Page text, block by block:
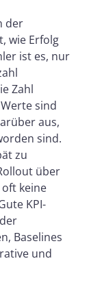
der
wie Erfolg
ist es, nur
Zahl
sind
aus,
sind.
zu
über
keine
KPI-
Baselines
und